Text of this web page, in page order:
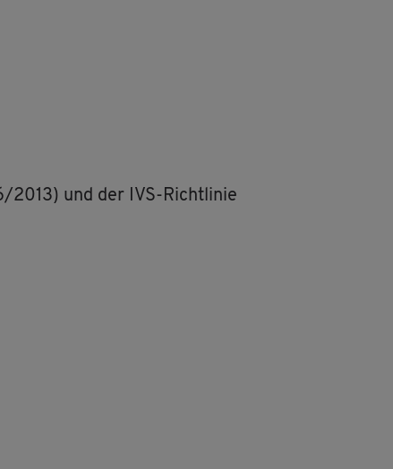
2013) und der IVS-Richt­li­nie